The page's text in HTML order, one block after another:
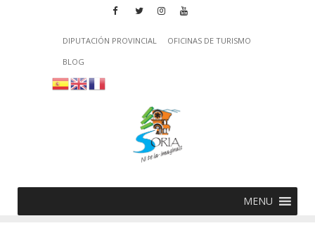
DIPUTACIÓN PROVINCIAL
OFICINAS DE TURISMO
BLOG
MENU